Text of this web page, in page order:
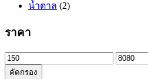
น้ำตาล (2)
ราคา
ราคา
ต่ำ
ราคา
คัดกรอง